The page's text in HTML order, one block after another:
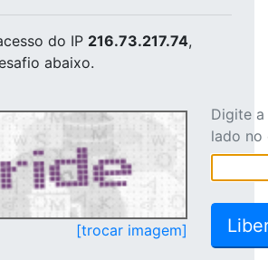
do IP 216.73.217.74,
abaixo.
[trocar imagem]
Digite
lado no